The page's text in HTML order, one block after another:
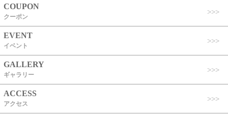
COUPON
クーポン
EVENT
イベント
GALLERY
ギャラリー
ACCESS
アクセス